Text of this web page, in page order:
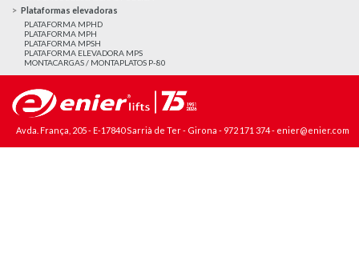
Plataformas elevadoras
PLATAFORMA MPHD
PLATAFORMA MPH
PLATAFORMA MPSH
PLATAFORMA ELEVADORA MPS
MONTACARGAS / MONTAPLATOS P-80
Avda. França, 205 - E-17840 Sarrià de Ter - Girona - 972 171 374- enier@enier.com